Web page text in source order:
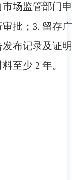
市场监管部门申
审批；3. 留存广
发布记录及证明
料至少 2 年。